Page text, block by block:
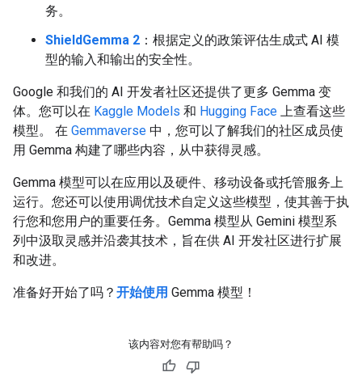
务。
ShieldGemma 2 ：根据定义的政策评估生成式 AI 模
型的输入和输出的安全性。
Google 和我们的 AI 开发者社区还提供了更多 Gemma 变
体。您可以在 Kaggle Models 和 Hugging Face 上查看这些
模型。 在 Gemmaverse 中，您可以了解我们的社区成员使
用 Gemma 构建了哪些内容，从中获得灵感。
Gemma 模型可以在应用以及硬件、移动设备或托管服务上
运行。您还可以使用调优技术自定义这些模型，使其善于执
行您和您用户的重要任务。Gemma 模型从 Gemini 模型系
列中汲取灵感并沿袭其技术，旨在供 AI 开发社区进行扩展
和改进。
准备好开始了吗？ 开始使用 Gemma 模型！
该内容对您有帮助吗？